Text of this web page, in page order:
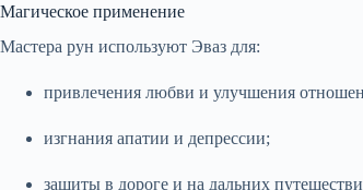
Магическое применение
Мастера рун используют Эваз для:
привлечения любви и улучшения
изгнания апатии и депрессии;
защиты в дороге и на дальних